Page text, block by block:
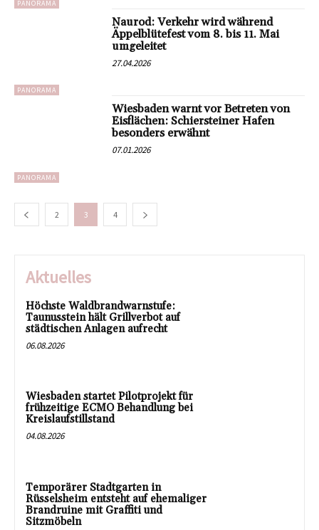
PANORAMA
PANORAMA
Naurod: Verkehr wird während
Äppelblütefest vom 8. bis 11. Mai
umgeleitet
27.04.2026
PANORAMA
Wiesbaden warnt vor Betreten von
Eisflächen: Schiersteiner Hafen
besonders erwähnt
07.01.2026
2 3 4
Aktuelles
Höchste Waldbrandwarnstufe:
Taunusstein hält Grillverbot auf
städtischen Anlagen aufrecht
06.08.2026
Wiesbaden startet Pilotprojekt für
frühzeitige ECMO Behandlung bei
Kreislaufstillstand
04.08.2026
Temporärer Stadtgarten in
Rüsselsheim entsteht auf ehemaliger
Brandruine mit Graffiti und
Sitzmöbeln